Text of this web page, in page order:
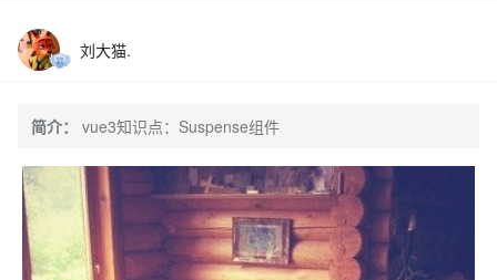
刘大猫.
简介： vue3知识点：Suspense组件